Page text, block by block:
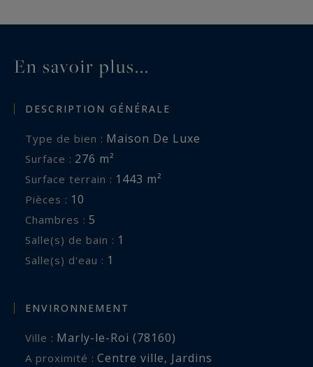
En savoir plus...
DESCRIPTION GÉNÉRALE
Type de bien : Maison De Luxe
Surface : 276 m²
Surface terrain : 1443 m²
Pièces : 10
Chambres : 5
Salle(s) de bain : 1
Salle(s) d'eau : 1
ENVIRONNEMENT
Ville : Marly-le-Roi (78160)
A proximité : Centre ville, Jardins